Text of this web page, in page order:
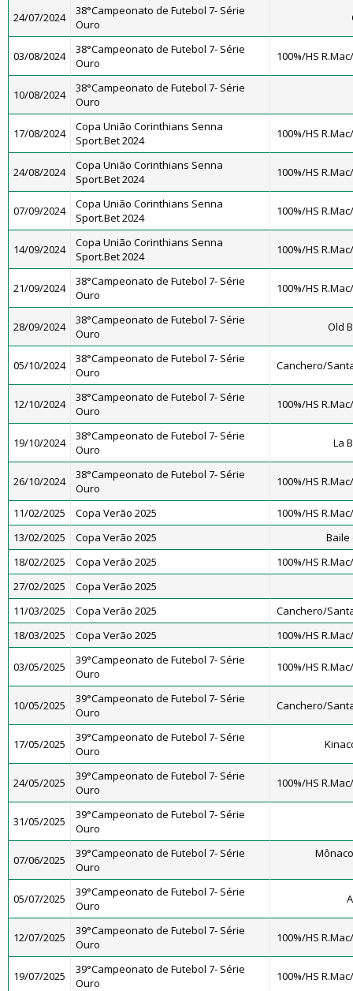
24/07/2024
38°Campeonato de Futebol 7- Série
Ouro
03/08/2024
38°Campeonato de Futebol 7- Série
Ouro
100%/HS
10/08/2024
38°Campeonato de Futebol 7- Série
Ouro
17/08/2024
Copa União Corinthians Senna
Sport.Bet 2024
100%/HS
24/08/2024
Copa União Corinthians Senna
Sport.Bet 2024
100%/HS
07/09/2024
Copa União Corinthians Senna
Sport.Bet 2024
100%/HS
14/09/2024
Copa União Corinthians Senna
Sport.Bet 2024
100%/HS
21/09/2024
38°Campeonato de Futebol 7- Série
Ouro
100%/HS
28/09/2024
38°Campeonato de Futebol 7- Série
Ouro
Old
05/10/2024
38°Campeonato de Futebol 7- Série
Ouro
Canchero/
12/10/2024
38°Campeonato de Futebol 7- Série
Ouro
100%/HS
19/10/2024
38°Campeonato de Futebol 7- Série
Ouro
La
26/10/2024
38°Campeonato de Futebol 7- Série
Ouro
100%/HS
11/02/2025 Copa Verão 2025
100%/HS
13/02/2025
Copa Verão 2025
Baile
18/02/2025
Copa Verão 2025
100%/HS
27/02/2025
Copa Verão 2025
11/03/2025
Copa Verão 2025
Canchero/
18/03/2025
Copa Verão 2025 100%/HS
03/05/2025
39°Campeonato de Futebol 7- Série
Ouro
100%/HS
10/05/2025
39°Campeonato de Futebol 7- Série
Ouro
Canchero/
17/05/2025
39°Campeonato de Futebol 7- Série
Ouro
24/05/2025
39°Campeonato de Futebol 7- Série
Ouro
100%/HS
31/05/2025
39°Campeonato de Futebol 7- Série
Ouro
07/06/2025
39°Campeonato de Futebol 7- Série
Ouro
05/07/2025
39°Campeonato de Futebol 7- Série
Ouro
12/07/2025
39°Campeonato de Futebol 7- Série
Ouro
100%/HS
19/07/2025
39°Campeonato de Futebol 7- Série
Ouro
100%/HS